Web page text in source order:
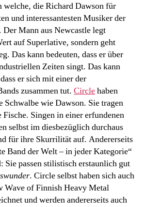
welche, die Richard Dawson für
und interessantesten Musiker der
Der Mann aus Newcastle legt
auf Superlative, sondern geht
Das kann bedeuten, dass er über
Zeiten singt. Das kann
er sich mit einer der
zusammen tut. Circlehaben
Schwalbe wie Dawson. Sie tragen
Fische. Singen in einer erfundenen
selbst im diesbezüglich durchaus
für ihre Skurrilität auf. Andererseits
Band der Welt – in jeder Kategorie“
Sie passen stilistisch erstaunlich gut
. Circle selbst haben sich auch
Wave of Finnish Heavy Metal
und werden andererseits auch